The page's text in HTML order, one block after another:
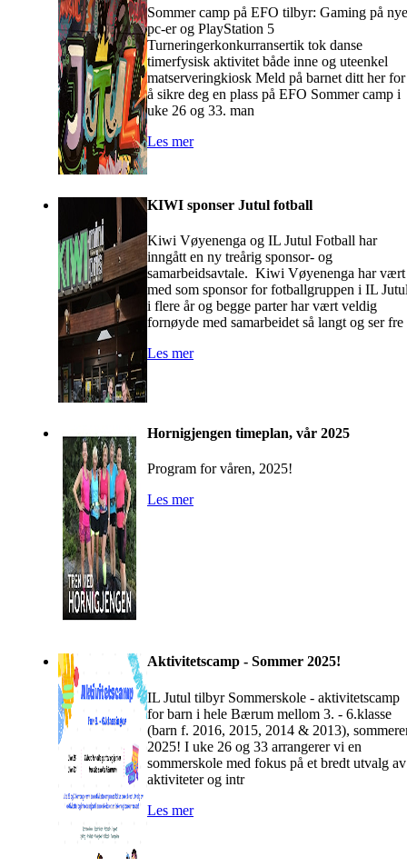
Sommer camp på EFO tilbyr: Gaming på nye
pc-er og PlayStation 5
Turneringerkonkurransertik tok danse
timerfysisk aktivitet både inne og uteenkel
matserveringkiosk Meld på barnet ditt her for
å sikre deg en plass på EFO Sommer camp i
uke 26 og 33. man
Les mer
KIWI sponser Jutul fotball
Kiwi Vøyenenga og IL Jutul Fotball har
inngått en ny treårig sponsor- og
samarbeidsavtale. Kiwi Vøyenenga har vært
med som sponsor for fotballgruppen i IL
i flere år og begge parter har vært veldig
fornøyde med samarbeidet så langt og ser fre
Les mer
Hornigjengen timeplan, vår 2025
Program for våren, 2025!
Les mer
Aktivitetscamp - Sommer 2025!
IL Jutul tilbyr Sommerskole - aktivitetscamp
for barn i hele Bærum mellom 3. - 6.klasse
(barn f. 2016, 2015, 2014 & 2013),
2025! I uke 26 og 33 arrangerer vi en
sommerskole med fokus på et bredt utvalg av
aktiviteter og intr
Les mer